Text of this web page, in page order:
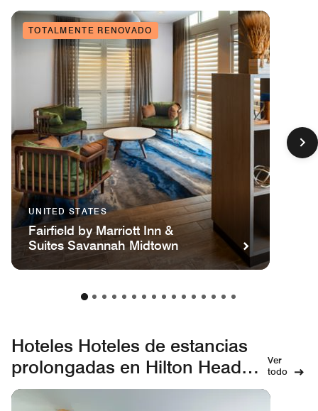
TOTALMENTE RENOVADO
UNITED STATES
Fairfield by Marriott Inn &
Suites Savannah Midtown
Hoteles Hoteles de estancias
prolongadas en Hilton Head
Island
Ver
todo